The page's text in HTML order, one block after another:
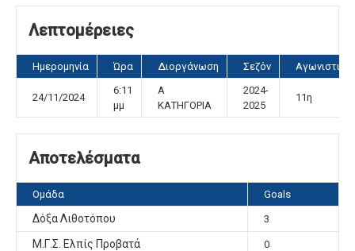
Λεπτομέρειες
Ημερομηνία Ώρα Διοργάνωση Σεζόν Αγωνιστική
24/11/2024
6:11
μμ
Α
ΚΑΤΗΓΟΡΙΑ
2024-
2025
11η
Αποτελέσματα
Ομάδα Goals
Δόξα Λιθοτόπου 3
Μ.Γ.Σ. Ελπίς Προβατά 0